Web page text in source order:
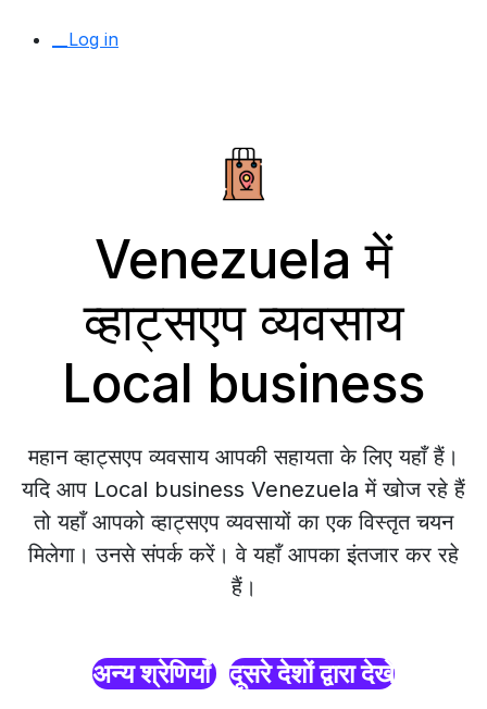
__Log in
Venezuela में
व्हाट्सएप व्यवसाय
Local business
महान व्हाट्सएप व्यवसाय आपकी सहायता के लिए यहाँ हैं।
यदि आप Local business Venezuela में खोज रहे हैं
तो यहाँ आपको व्हाट्सएप व्यवसायों का एक विस्तृत चयन
मिलेगा। उनसे संपर्क करें। वे यहाँ आपका इंतजार कर रहे
हैं।
अन्य श्रेणियाँ दूसरे देशों द्वारा देखें